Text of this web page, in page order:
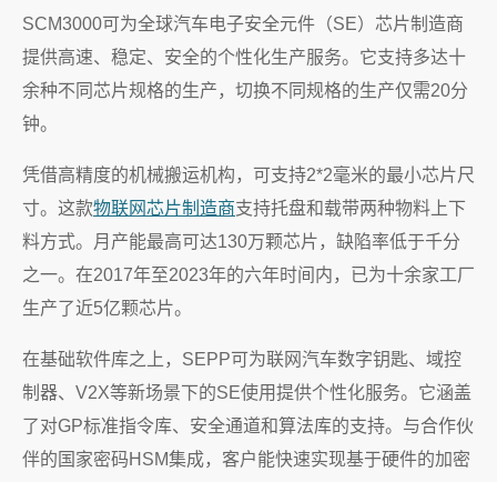
SCM3000可为全球汽车电子安全元件（SE）芯片制造商
提供高速、稳定、安全的个性化生产服务。它支持多达十
余种不同芯片规格的生产，切换不同规格的生产仅需20分
钟。
凭借高精度的机械搬运机构，可支持2*2毫米的最小芯片尺
寸。这款物联网芯片制造商支持托盘和载带两种物料上下
料方式。月产能最高可达130万颗芯片，缺陷率低于千分
之一。在2017年至2023年的六年时间内，已为十余家工厂
生产了近5亿颗芯片。
在基础软件库之上，SEPP可为联网汽车数字钥匙、域控
制器、V2X等新场景下的SE使用提供个性化服务。它涵盖
了对GP标准指令库、安全通道和算法库的支持。与合作伙
伴的国家密码HSM集成，客户能快速实现基于硬件的加密